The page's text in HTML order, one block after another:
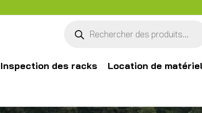
produits
Inspection des racks Location de